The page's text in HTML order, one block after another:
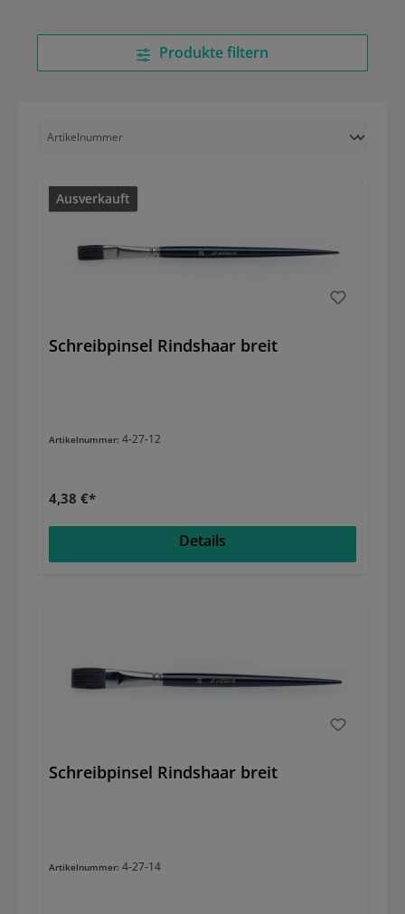
Produkte filtern
Ausverkauft
Schreibpinsel Rindshaar breit
Artikelnummer: 4-27-12
4,38 €*
Details
Schreibpinsel Rindshaar breit
Artikelnummer: 4-27-14